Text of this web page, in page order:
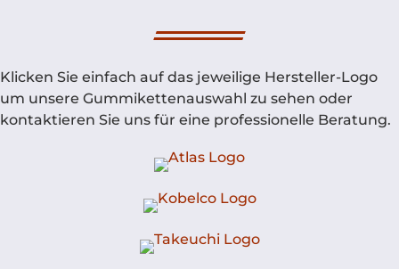
Klicken Sie einfach auf das jeweilige Hersteller-Logo
um unsere Gummikettenauswahl zu sehen oder
kontaktieren Sie uns für eine professionelle Beratung.